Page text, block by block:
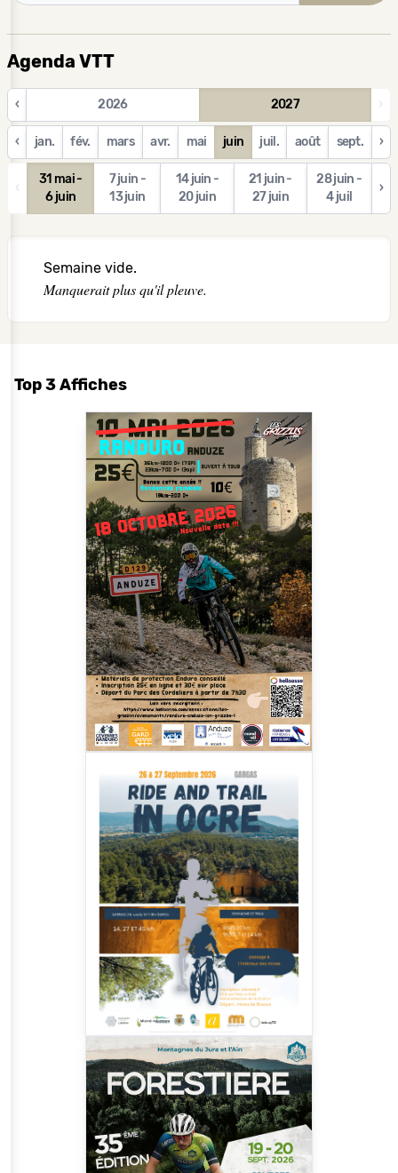
Agenda VTT
‹ 2026 2027 ›
‹ jan. fév. mars avr. mai juin juil. août sept. ›
‹
31 mai -
6 juin
7 juin -
13 juin
14 juin -
20 juin
21 juin -
27 juin
28 juin -
4 juil
›
Semaine vide.
Manquerait plus qu'il pleuve.
Top 3 Affiches